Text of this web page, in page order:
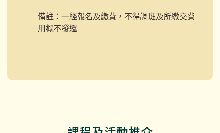
備註：一經報名及繳費，不得調班及所繳交費
用概不發還